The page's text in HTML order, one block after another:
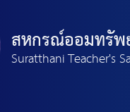
สหกรณ์ออมทรัพ
Suratthani Teacher's